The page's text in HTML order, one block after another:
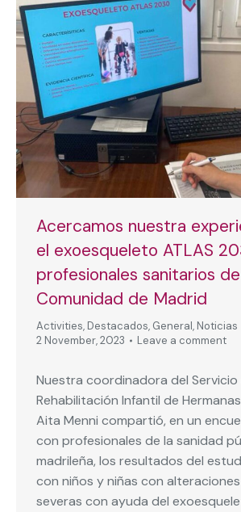
Acercamos nuestra
el exoesqueleto ATLAS
profesionales sanitarios
Comunidad de Madrid
Activities, Destacados, General, Noticias
2 November, 2023
Leave a comment
Nuestra coordinadora del Servicio
Rehabilitación Infantil de
Aita Menni compartió, en un
con profesionales de la sanidad
madrileña, los resultados del
con niños y niñas con
severas con ayuda del